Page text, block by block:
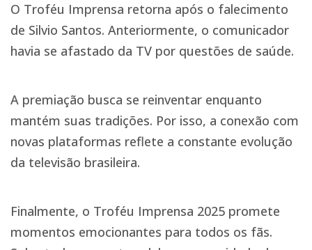
O Troféu Imprensa retorna após o falecimento
de Silvio Santos. Anteriormente, o comunicador
havia se afastado da TV por questões de saúde.
A premiação busca se reinventar enquanto
mantém suas tradições. Por isso, a conexão com
novas plataformas reflete a constante evolução
da televisão brasileira.
Finalmente, o Troféu Imprensa 2025 promete
momentos emocionantes para todos os fãs.